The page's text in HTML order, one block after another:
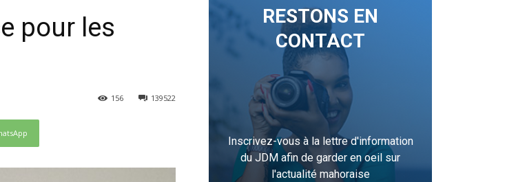
pour les
139522
156
RESTONS EN
CONTACT
Inscrivez-vous à la lettre d'information
du JDM afin de garder en oeil sur
l'actualité mahoraise